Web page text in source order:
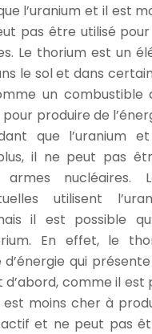
l’uranium et il est
pas être utilisé
Le thorium est un
le sol et dans
un
produire de
que l’uranium
il ne peut pas
nucléaires.
utilisent
il est possible
En effet, le
d’énergie qui
d’abord, comme il est
est moins cher à
et ne peut pas